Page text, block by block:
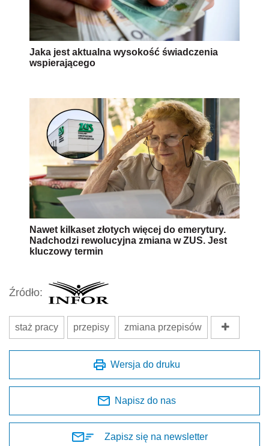
Jaka jest aktualna wysokość świadczenia
wspierającego
Nawet kilkaset złotych więcej do emerytury.
Nadchodzi rewolucyjna zmiana w ZUS. Jest
kluczowy termin
Źródło:
staż pracy przepisy zmiana przepisów
Wersja do druku
Napisz do nas
Zapisz się na newsletter